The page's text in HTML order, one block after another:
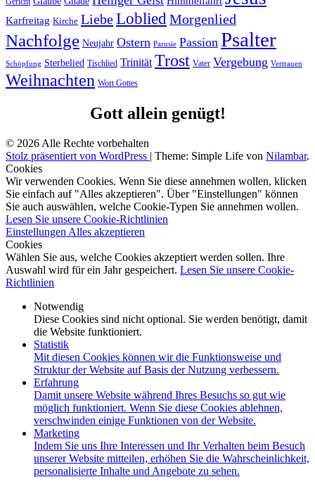
Gericht
Karfreitag Kirche LiebeLobliedMorgenlied
Nachfolge Neujahr Ostern Parusie Passion Psalter
Schöpfung Sterbelied Tischlied Trinität Trost Vater Vergebung Vertrauen
Weihnachten Wort Gottes
Gott allein genügt!
© 2026 Alle Rechte vorbehalten
Stolz präsentiert von WordPress | Theme: Simple Life von Nilambar.
Cookies
Wir verwenden Cookies. Wenn Sie diese annehmen wollen, klicken
Sie einfach auf "Alles akzeptieren". Über "Einstellungen" können
Sie auch auswählen, welche Cookie-Typen Sie annehmen wollen.
Lesen Sie unsere Cookie-Richtlinien
Einstellungen Alles akzeptieren
Cookies
Wählen Sie aus, welche Cookies akzeptiert werden sollen. Ihre
Auswahl wird für ein Jahr gespeichert. Lesen Sie unsere Cookie-
Richtlinien
Notwendig
Diese Cookies sind nicht optional. Sie werden benötigt, damit
die Website funktioniert.
Statistik
Mit diesen Cookies können wir die Funktionsweise und
Struktur der Website auf Basis der Nutzung verbessern.
Erfahrung
Damit unsere Website während Ihres Besuchs so gut wie
möglich funktioniert. Wenn Sie diese Cookies ablehnen,
verschwinden einige Funktionen von der Website.
Marketing
Indem Sie uns Ihre Interessen und Ihr Verhalten beim Besuch
unserer Website mitteilen, erhöhen Sie die Wahrscheinlichkeit,
personalisierte Inhalte und Angebote zu sehen.